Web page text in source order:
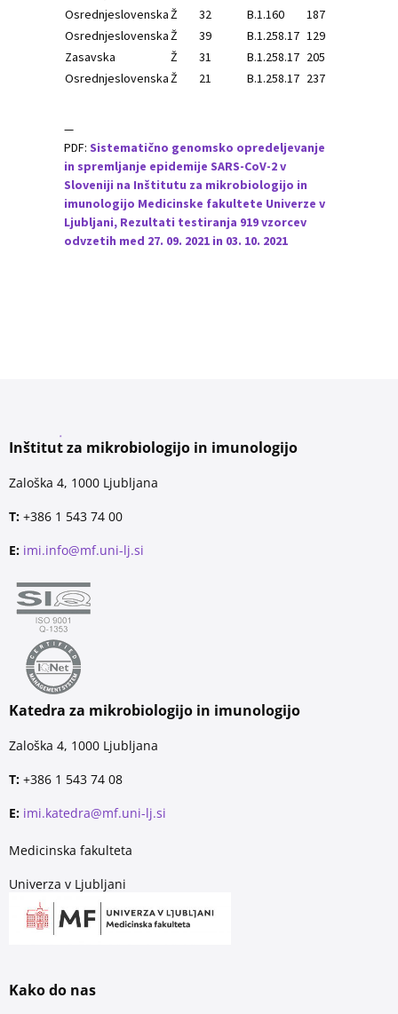
OsrednjeslovenskaŽ 32 B.1.160 187
OsrednjeslovenskaŽ 39 B.1.258.17 129
Zasavska
Ž 31 B.1.258.17 205
OsrednjeslovenskaŽ 21 B.1.258.17 237
—
PDF: Sistematično genomsko opredeljevanje
in spremljanje epidemije SARS-CoV-2 v
Sloveniji na Inštitutu za mikrobiologijo in
imunologijo Medicinske fakultete Univerze v
Ljubljani, Rezultati testiranja 919 vzorcev
odvzetih med 27. 09. 2021 in 03. 10. 2021
Inštitut za mikrobiologijo in imunologijo
Zaloška 4, 1000 Ljubljana
T: +386 1 543 74 00
E: imi.info@mf.uni-lj.si
Katedra za mikrobiologijo in imunologijo
Zaloška 4, 1000 Ljubljana
T: +386 1 543 74 08
E: imi.katedra@mf.uni-lj.si
Medicinska fakulteta
Univerza v Ljubljani
Kako do nas